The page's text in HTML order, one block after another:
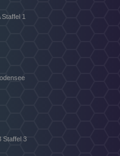
Staffel 1
Staffel 3